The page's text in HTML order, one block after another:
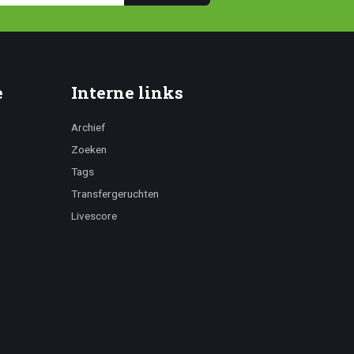
Interne links
Archief
Zoeken
Tags
Transfergeruchten
Livescore